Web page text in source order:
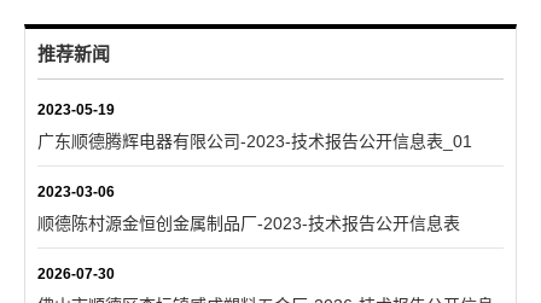
推荐新闻
2023-05-19
广东顺德腾辉电器有限公司-2023-技术报告公开信息表_01
2023-03-06
顺德陈村源金恒创金属制品厂-2023-技术报告公开信息表
2026-07-30